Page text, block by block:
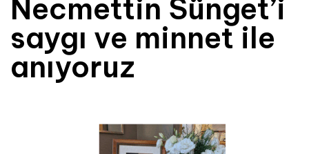
Necmettin Sünget’i
saygı ve minnet ile
anıyoruz